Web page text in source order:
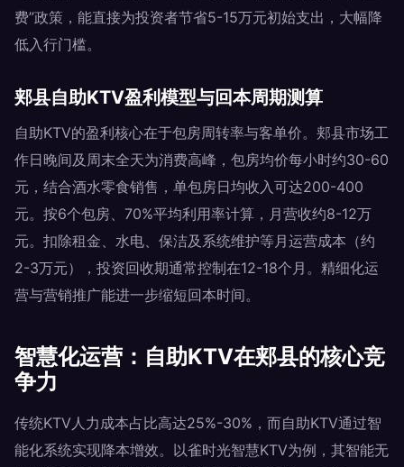
费”政策，能直接为投资者节省5-15万元初始支出，大幅降
低入行门槛。
郏县自助KTV盈利模型与回本周期测算
自助KTV的盈利核心在于包房周转率与客单价。郏县市场工
作日晚间及周末全天为消费高峰，包房均价每小时约30-60
元，结合酒水零食销售，单包房日均收入可达200-400
元。按6个包房、70%平均利用率计算，月营收约8-12万
元。扣除租金、水电、保洁及系统维护等月运营成本（约
2-3万元），投资回收期通常控制在12-18个月。精细化运
营与营销推广能进一步缩短回本时间。
智慧化运营：自助KTV在郏县的核心竞
争力
传统KTV人力成本占比高达25%-30%，而自助KTV通过智
能化系统实现降本增效。以雀时光智慧KTV为例，其智能无